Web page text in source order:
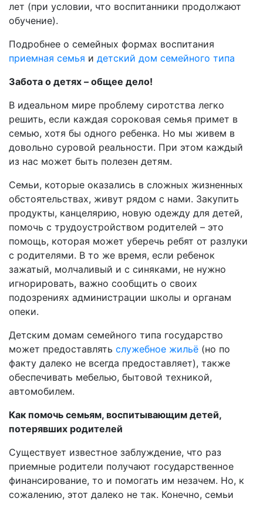
лет (при условии, что воспитанники продолжают
обучение).
Подробнее о семейных формах воспитания
приемная семья и детский дом семейного типа
Забота о детях – общее дело!
В идеальном мире проблему сиротства легко
решить, если каждая сороковая семья примет в
семью, хотя бы одного ребенка. Но мы живем в
довольно суровой реальности. При этом каждый
из нас может быть полезен детям.
Семьи, которые оказались в сложных жизненных
обстоятельствах, живут рядом с нами. Закупить
продукты, канцелярию, новую одежду для детей,
помочь с трудоустройством родителей – это
помощь, которая может уберечь ребят от разлуки
с родителями. В то же время, если ребенок
зажатый, молчаливый и с синяками, не нужно
игнорировать, важно сообщить о своих
подозрениях администрации школы и органам
опеки.
Детским домам семейного типа государство
может предоставлять служебное жильё (но по
факту далеко не всегда предоставляет), также
обеспечивать мебелью, бытовой техникой,
автомобилем.
Как помочь семьям, воспитывающим детей,
потерявших родителей
Существует известное заблуждение, что раз
приемные родители получают государственное
финансирование, то и помогать им незачем. Но, к
сожалению, этот далеко не так. Конечно, семьи